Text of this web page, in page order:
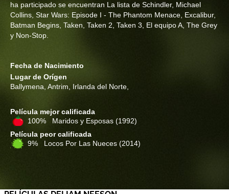
ha participado se encuentran La lista de Schindler, Michael
Collins, Star Wars: Episode I - The Phantom Menace, Excalibur,
Batman Begins, Taken, Taken 2, Taken 3, El equipo A, The Grey
y Non-Stop.
Fecha de Nacimiento
Lugar de Orígen
Ballymena, Antrim, Irlanda del Norte,
Película mejor calificada
100% Maridos y Esposas (1992)
Película peor calificada
9% Locos Por Las Nueces (2014)